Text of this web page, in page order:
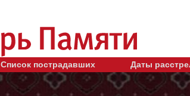
Список пострадавших Даты